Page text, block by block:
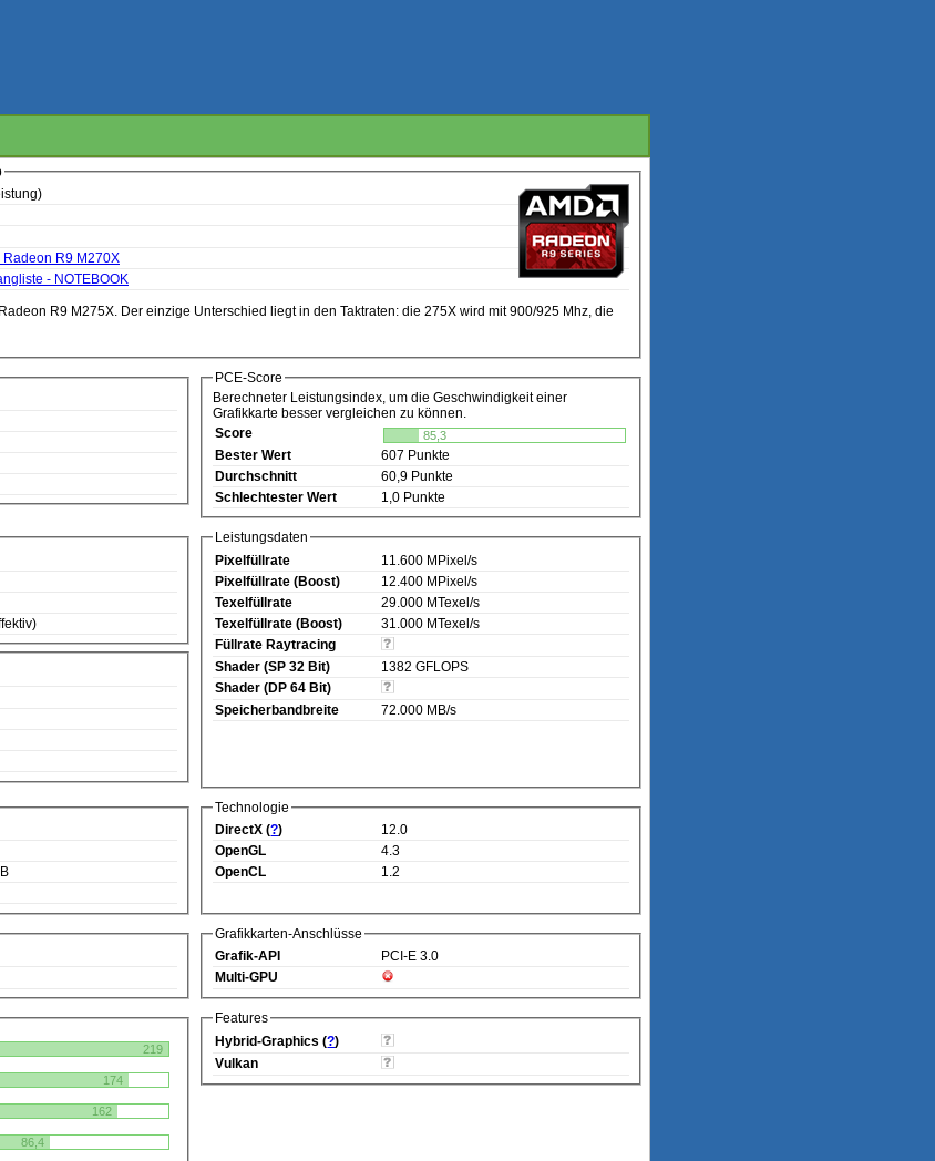
R9 M270X
- NOTEBOOK
R9 M275X. Der einzige Unterschied liegt in den Taktraten: die 275X wird mit 900/925 Mhz, die
PCE-Score
Berechneter Leistungsindex, um die Geschwindigkeit einer
Grafikkarte besser vergleichen zu können.
Score
85,3
Bester Wert
607 Punkte
Durchschnitt
60,9 Punkte
Schlechtester Wert
1,0 Punkte
Leistungsdaten
Pixelfüllrate
11.600 MPixel/s
Pixelfüllrate (Boost)
12.400 MPixel/s
Texelfüllrate
29.000 MTexel/s
Texelfüllrate (Boost)
31.000 MTexel/s
Füllrate Raytracing
Shader (SP 32 Bit)
1382 GFLOPS
Shader (DP 64 Bit)
Speicherbandbreite
72.000 MB/s
Technologie
DirectX (?)
12.0
OpenGL
4.3
OpenCL
1.2
Grafikkarten-Anschlüsse
Grafik-API
PCI-E 3.0
Multi-GPU
219
174
162
86,4
Features
Hybrid-Graphics (?)
Vulkan